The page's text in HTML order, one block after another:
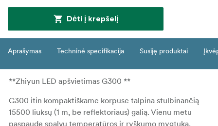
Dėti į krepšelį
Aprašymas Techninė specifikacija Susiję produktai
**Zhiyun LED apšvietimas G300 **
G300 itin kompaktiškame korpuse talpina stulbinančią
15500 liuksų (1 m, be reflektoriaus) galią. Vienu metu
paspaudę spalvų temperatūros ir ryškumo mygtuką,